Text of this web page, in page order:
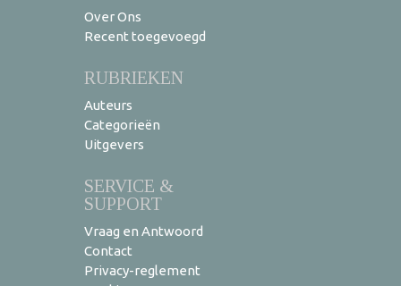
Over Ons
Recent toegevoegd
RUBRIEKEN
Auteurs
Categorieën
Uitgevers
SERVICE &
SUPPORT
Vraag en Antwoord
Contact
Privacy-reglement